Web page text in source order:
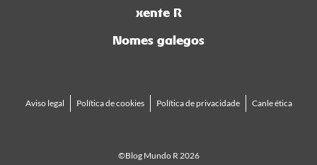
xente R
Nomes galegos
Aviso legal Política de cookies Política de privacidade Canle ética
©Blog Mundo R 2026